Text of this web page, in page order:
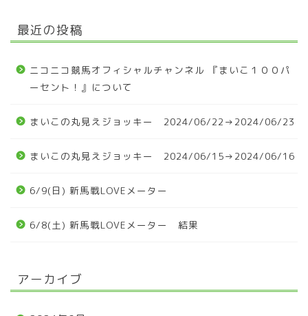
最近の投稿
ニコニコ競馬オフィシャルチャンネル 『まいこ１００パ
ーセント！』について
まいこの丸見えジョッキー 2024/06/22→2024/06/23
まいこの丸見えジョッキー 2024/06/15→2024/06/16
6/9(日) 新馬戦LOVEメーター
6/8(土) 新馬戦LOVEメーター 結果
アーカイブ